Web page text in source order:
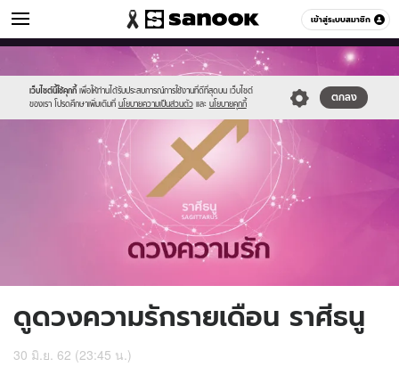
เข้าสู่ระบบสมาชิก
ดูดวง หมวดอื่นๆ
เว็บไซต์นี้ใช้คุกกี้ เพื่อให้ท่านได้รับประสบการณ์การใช้งานที่ดีที่สุดบน เว็บไซต์
ของเรา โปรดศึกษาเพิ่มเติมที่ นโยบายความเป็นส่วนตัว และ นโยบายคุกกี้
ตกลง
//s.isanook.com/sr/0/images/logo-
new-
sanook.png
//s.isanook.com/ho/0/ud/fxd/love/sagittarus.png
ดูดวงความรักรายเดือน ราศีธนู
30 มิ.ย. 62 (23:45 น.)